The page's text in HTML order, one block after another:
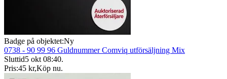
Badge på objektet:Ny
0738 - 90 99 96 Guldnummer Comviq utförsäljning Mix
Sluttid5 okt 08:40.
Pris:45 kr,Köp nu.